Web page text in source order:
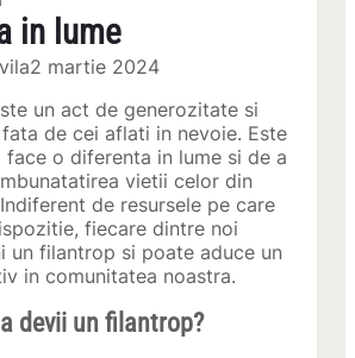
in lume
2 martie 2024
un act de generozitate si
de cei aflati in nevoie. Este
face o diferenta in lume si de a
vietii celor din
de resursele pe care
fiecare dintre noi
un filantrop si poate aduce un
in comunitatea noastra.
devii un filantrop?